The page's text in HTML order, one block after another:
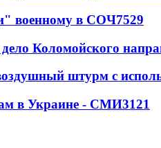
военному в СОЧ7529
Коломойского
штурм с
в Украине - СМИ3121